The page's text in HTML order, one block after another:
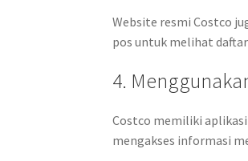
Website resmi Costco
pos untuk melihat
4.
Costco memiliki
mengakses informasi